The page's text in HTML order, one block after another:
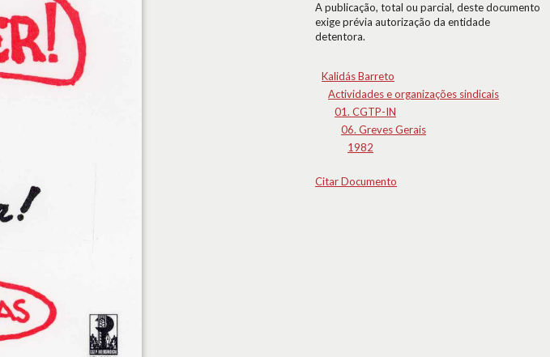
A publicação, total ou parcial, deste documento
exige prévia autorização da entidade
detentora.
Kalidás Barreto
Actividades e organizações sindicais
01. CGTP-IN
06. Greves Gerais
1982
Citar Documento